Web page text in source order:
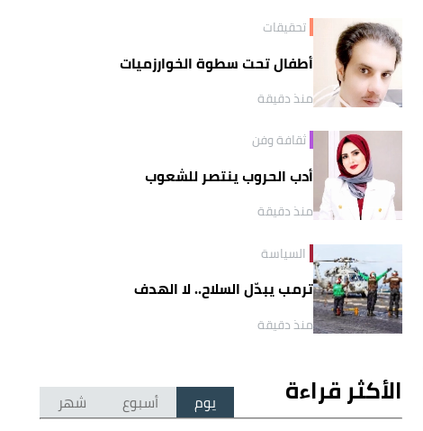
تحقيقات
أطفال تحت سطوة الخوارزميات
منذ دقيقة
ثقافة وفن
أدب الحروب ينتصر للشعوب
منذ دقيقة
السياسة
ترمب يبدّل السلاح.. لا الهدف
منذ دقيقة
الأكثر قراءة يوم أسبوع شهر